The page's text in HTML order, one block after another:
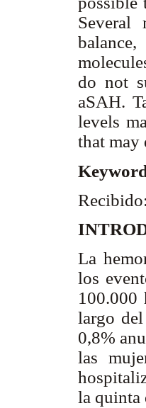
Several
do not
aSAH.
levels
that may
La
los
100.000
largo
0,8%
las
la quinta